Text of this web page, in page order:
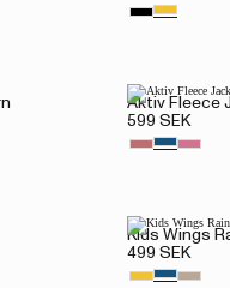
Aktiv Fleece
599 SEK
Kids Wings
499 SEK